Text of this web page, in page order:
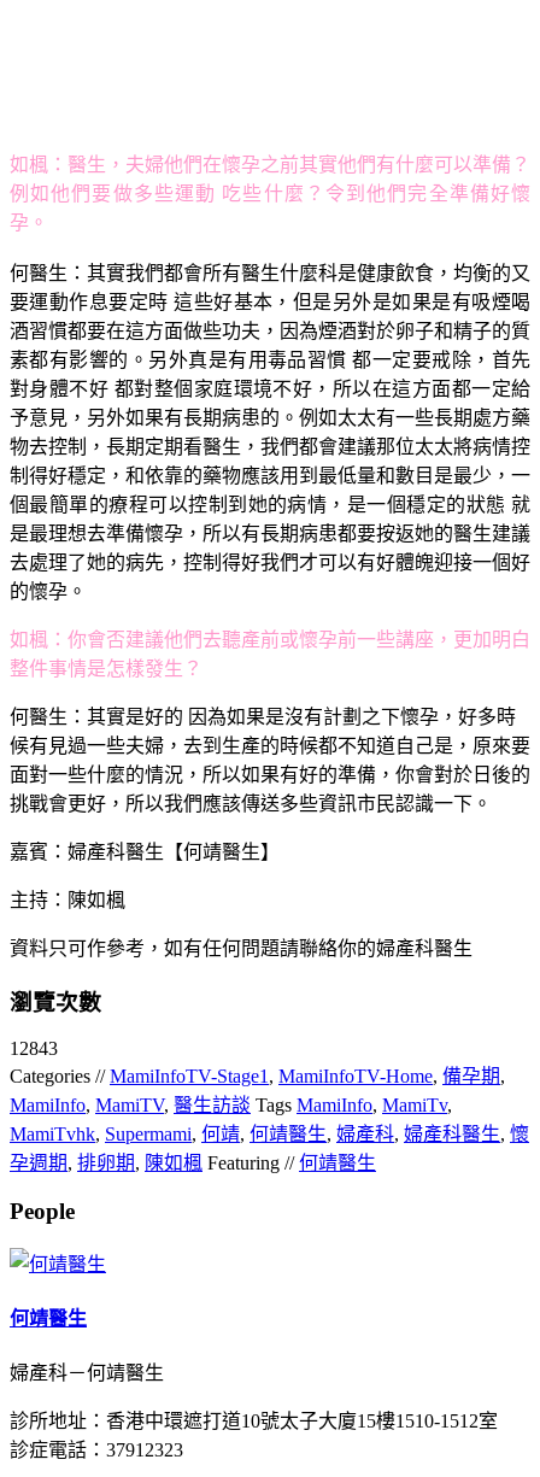
如楓： 醫生，夫婦他們在懷孕之前其實他們有什麼可以準備？
例如他們要做多些運動 吃些什麼？令到他們完全準備好懷
孕。
何醫生： 其實我們都會所有醫生什麼科是健康飲食，均衡的又
要運動作息要定時 這些好基本，但是另外是如果是有吸煙喝
酒習慣都要在這方面做些功夫，因為煙酒對於卵子和精子的質
素都有影響的。另外真是有用毒品習慣 都一定要戒除，首先
對身體不好 都對整個家庭環境不好，所以在這方面都一定給
予意見，另外如果有長期病患的。例如太太有一些長期處方藥
物去控制，長期定期看醫生，我們都會建議那位太太將病情控
制得好穩定，和依靠的藥物應該用到最低量和數目是最少，一
個最簡單的療程可以控制到她的病情，是一個穩定的狀態 就
是最理想去準備懷孕，所以有長期病患都要按返她的醫生建議
去處理了她的病先，控制得好我們才可以有好體魄迎接一個好
的懷孕。
如楓：你會否建議他們去聽產前或懷孕前一些講座，更加明白
整件事情是怎樣發生？
何醫生： 其實是好的 因為如果是沒有計劃之下懷孕，好多時
候有見過一些夫婦，去到生產的時候都不知道自己是，原來要
面對一些什麼的情況，所以如果有好的準備，你會對於日後的
挑戰會更好，所以我們應該傳送多些資訊市民認識一下。
嘉賓：婦產科醫生【何靖醫生】
主持：陳如楓
資料只可作參考，如有任何問題請聯絡你的婦產科醫生
瀏覽次數
12843
Categories //MamiInfoTV-Stage1 , MamiInfoTV-Home, 備孕期,
MamiInfo, MamiTV, 醫生訪談 Tags MamiInfo, MamiTv,
MamiTvhk, Supermami, 何靖, 何靖醫生, 婦產科, 婦產科醫生, 懷
孕週期, 排卵期, 陳如楓 Featuring //何靖醫生
People
何靖醫生
婦產科－何靖醫生
診所地址：香港中環遮打道10號太子大廈15樓1510-1512室
診症電話：37912323